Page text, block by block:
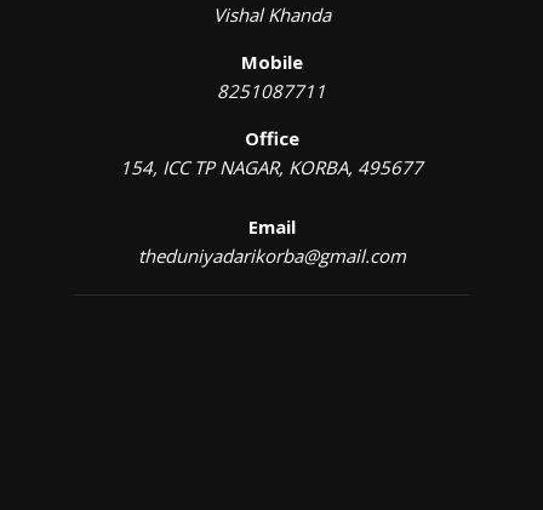
Vishal Khanda
Mobile
8251087711
Office
154, ICC TP NAGAR, KORBA, 495677
Email
theduniyadarikorba@gmail.com